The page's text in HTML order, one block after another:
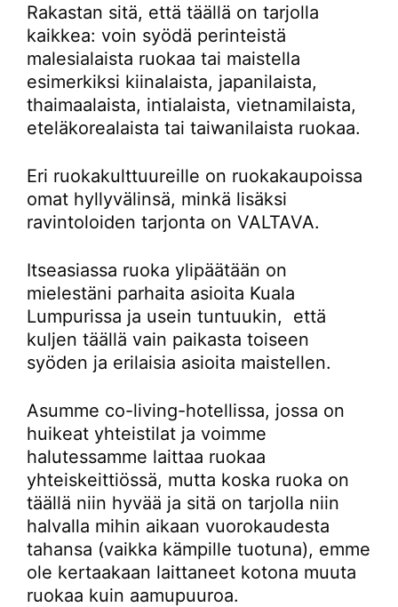
Rakastan sitä, että täällä on tarjolla
kaikkea: voin syödä perinteistä
malesialaista ruokaa tai maistella
esimerkiksi kiinalaista, japanilaista,
thaimaalaista, intialaista, vietnamilaista,
eteläkorealaista tai taiwanilaista ruokaa.
Eri ruokakulttuureille on ruokakaupoissa
omat hyllyvälinsä, minkä lisäksi
ravintoloiden tarjonta on VALTAVA.
Itseasiassa ruoka ylipäätään on
mielestäni parhaita asioita Kuala
Lumpurissa ja usein tuntuukin, että
kuljen täällä vain paikasta toiseen
syöden ja erilaisia asioita maistellen.
Asumme co-living-hotellissa, jossa on
huikeat yhteistilat ja voimme
halutessamme laittaa ruokaa
yhteiskeittiössä, mutta koska ruoka on
täällä niin hyvää ja sitä on tarjolla niin
halvalla mihin aikaan vuorokaudesta
tahansa (vaikka kämpille tuotuna), emme
ole kertaakaan laittaneet kotona muuta
ruokaa kuin aamupuuroa.